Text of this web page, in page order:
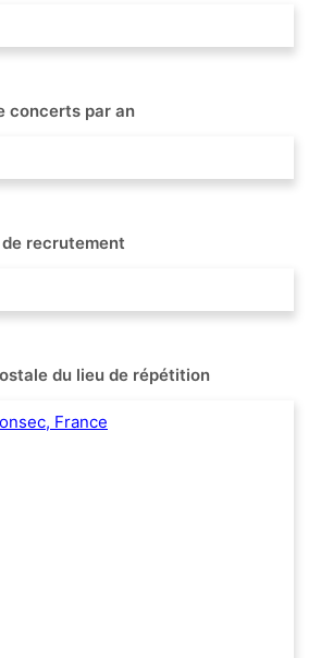
concerts par an
recrutement
du lieu de répétition
France